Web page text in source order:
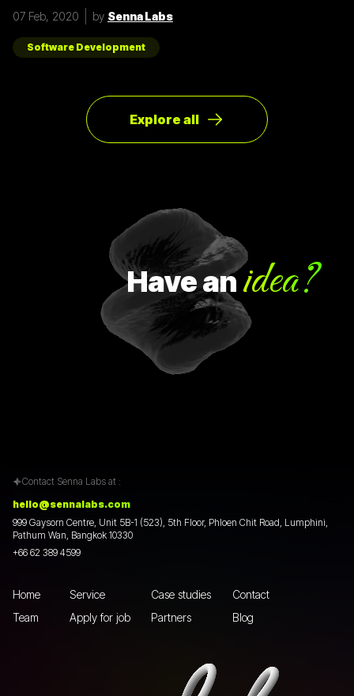
รูปแบบการเขียนภาษา Javascript ที่แตกต่างกัน เราเลยมีแนวทาง
การเขียนที่หลากหลาย มาแบ่งปันเพื่อน ๆ เกี่ยวกับการจัดการ
Array ด้วยภาษา Javascript กัน เรามาดูตัวอย่างกันเลยดีกว่า
โดยปกติแล้วการ copy ค่าจาก value type ธรรมดา สามารถเขียน
ได้ดังนี้
07 Feb, 2020 by Senna Labs
Software Development
Explore all
Haveanidea?
Contact Senna Labs at :
hello@sennalabs.com
999 Gaysorn Centre, Unit 5B-1 (523), 5th Floor, Phloen Chit Road, Lumphini,
Pathum Wan, Bangkok 10330
+66 62 389 4599
Home Service Case studies
Contact
Team
Apply for job Partners Blog